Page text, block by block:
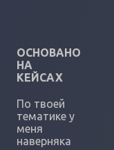
ОСНОВАНО
НА
КЕЙСАХ
По твоей
тематике у
меня
наверняка